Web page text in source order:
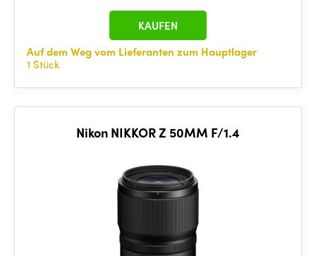
Auf dem Weg vom Lieferanten zum Hauptlager
1 Stück
KAUFEN
Nikon NIKKOR Z 50MM F/1.4